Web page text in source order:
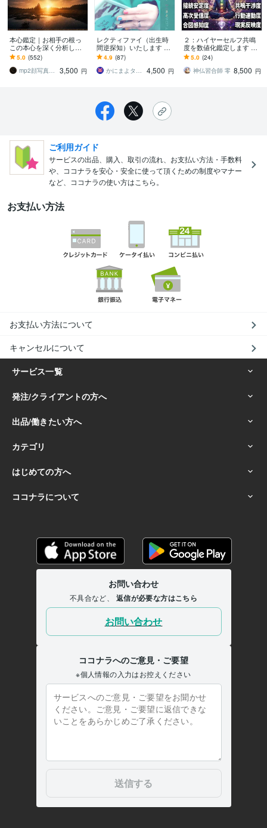
本心鑑定｜お相手の根っ
この本心を深く分析しま
す 音信不通・既読未読の
お相手様の本心も視れま
す。過去の本心も
5.0 (552)
mp2顔写真鑑定士ー顔写真から人生を分析
3,500 円
レクティファイ（出生時
間逆探知）いたします 母
子手帳がなくても大丈
夫！生まれた時間が不明
な方へ
4.9 (87)
かにまよタロット
4,500 円
２：ハイヤーセルフ共鳴
度を数値化鑑定します 高
次のナビゲーターとの接
続・受信・感知・翻訳・
行動化を測定
5.0 (24)
神仏習合師 零 8,500 円
ご利用ガイド
サービスの出品、購入、取引の流れ、お支払い方法・手数料
や、ココナラを安心・安全に使って頂くための制度やマナー
など、ココナラの使い方はこちら。
お支払い方法
お支払い方法について
キャンセルについて